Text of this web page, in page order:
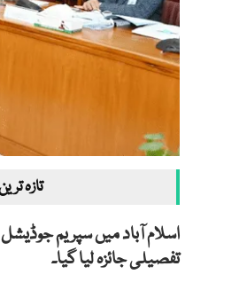
تازہ
تفصیلی جائزہ لیا گیا۔